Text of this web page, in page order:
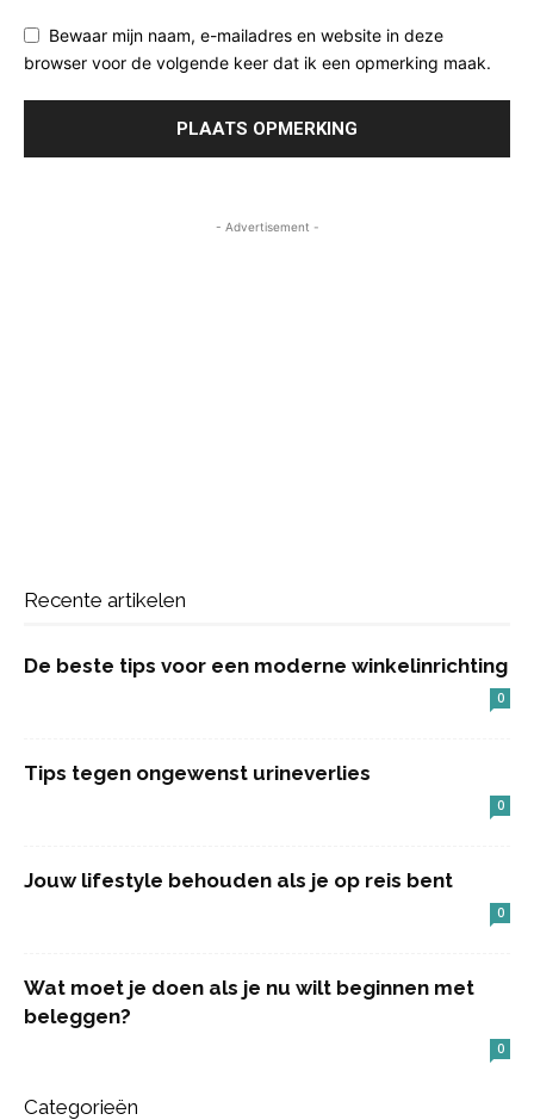
Bewaar mijn naam, e-mailadres en website in deze
browser voor de volgende keer dat ik een opmerking maak.
- Advertisement -
Recente artikelen
De beste tips voor een moderne winkelinrichting
0
Tips tegen ongewenst urineverlies
0
Jouw lifestyle behouden als je op reis bent
0
Wat moet je doen als je nu wilt beginnen met
beleggen?
0
Categorieën